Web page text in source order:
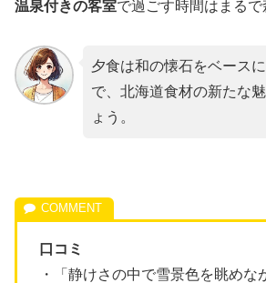
温泉付きの客室で過ごす時間はまるで
夕食は和の懐石をベース
で、北海道食材の新たな
ょう。
口コミ
・「静けさの中で雪景色を眺めな